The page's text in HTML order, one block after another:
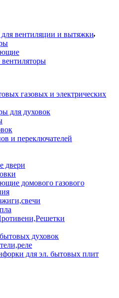
вентиляции и вытяжки
газовых и электрических
для духовок
и переключателей
двери
домового газового
духовок
для эл. бытовых плит